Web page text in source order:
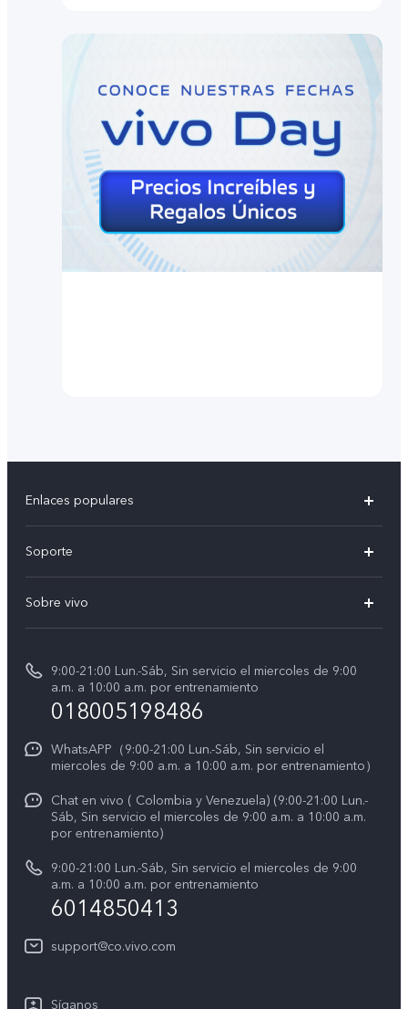
Enlaces populares
V70
V70 FE
Y11d
Soporte
Centro de servicio
Verificación de IMEI
Consulta el Precio de los Repuestos
Servicio de logística
Progreso de la reparación
Sobre vivo
Noticias
Empleos en vivo
Avisos legales
Sostenibilidad
Centro de privacidad de vivo
Accesibilidad
9:00-21:00 Lun.-Sáb, Sin servicio el miercoles de 9:00
a.m. a 10:00 a.m. por entrenamiento
018005198486
WhatsAPP（9:00-21:00 Lun.-Sáb, Sin servicio el
miercoles de 9:00 a.m. a 10:00 a.m. por entrenamiento）
Chat en vivo ( Colombia y Venezuela) (9:00-21:00 Lun.-
Sáb, Sin servicio el miercoles de 9:00 a.m. a 10:00 a.m.
por entrenamiento)
9:00-21:00 Lun.-Sáb, Sin servicio el miercoles de 9:00
a.m. a 10:00 a.m. por entrenamiento
6014850413
support@co.vivo.com
Síganos